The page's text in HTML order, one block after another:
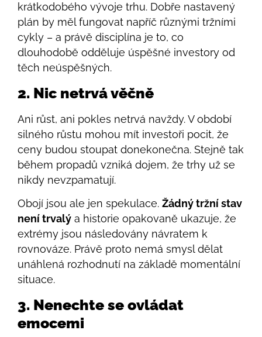
krátkodobého vývoje trhu. Dobře nastavený
plán by měl fungovat napříč různými tržními
cykly – a právě disciplína je to, co
dlouhodobě odděluje úspěšné investory od
těch neúspěšných.
2. Nic netrvá věčně
Ani růst, ani pokles netrvá navždy. V období
silného růstu mohou mít investoři pocit, že
ceny budou stoupat donekonečna. Stejně tak
během propadů vzniká dojem, že trhy už se
nikdy nevzpamatují.
Obojí jsou ale jen spekulace. Žádný tržní stav
není trvalý a historie opakovaně ukazuje, že
extrémy jsou následovány návratem k
rovnováze. Právě proto nemá smysl dělat
unáhlená rozhodnutí na základě momentální
situace.
3. Nenechte se ovládat
emocemi